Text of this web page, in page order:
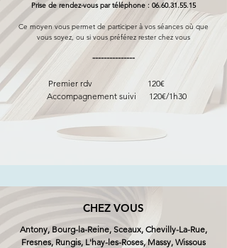
Prise de rendez-vous par téléphone : 06.60.31.55.15
Ce moyen vous permet de participer à vos séances où que
vous soyez, ou si vous préférez rester chez vous
---------------
Premier rdv 120€
Accompagnement suivi 120€/1h30
CHEZ VOUS
Antony, Bourg-la-Reine, Sceaux, Chevilly-La-Rue,
Fresnes, Rungis, L'hay-les-Roses, Massy, Wissous